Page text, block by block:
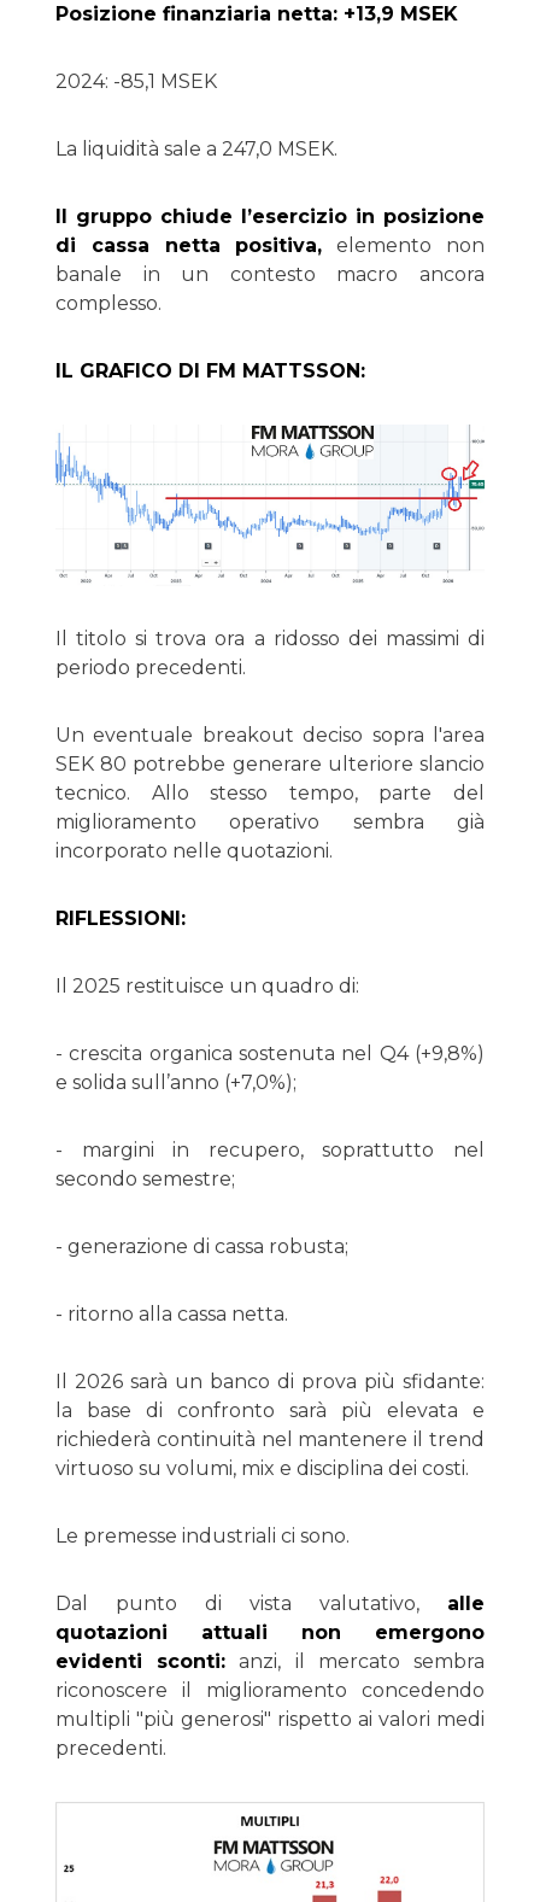
Posizione finanziaria netta: +13,9 MSEK
2024: -85,1 MSEK
La liquidità sale a 247,0 MSEK.
Il gruppo chiude l’esercizio in posizione
di cassa netta positiva, elemento non
banale in un contesto macro ancora
complesso.
IL GRAFICO DI FM MATTSSON:
Il titolo si trova ora a ridosso dei massimi di
periodo precedenti.
Un eventuale breakout deciso sopra l'area
SEK 80 potrebbe generare ulteriore slancio
tecnico. Allo stesso tempo, parte del
miglioramento operativo sembra già
incorporato nelle quotazioni.
RIFLESSIONI:
Il 2025 restituisce un quadro di:
- crescita organica sostenuta nel Q4 (+9,8%)
e solida sull’anno (+7,0%);
- margini in recupero, soprattutto nel
secondo semestre;
- generazione di cassa robusta;
- ritorno alla cassa netta.
Il 2026 sarà un banco di prova più sfidante:
la base di confronto sarà più elevata e
richiederà continuità nel mantenere il trend
virtuoso su volumi, mix e disciplina dei costi.
Le premesse industriali ci sono.
Dal punto di vista valutativo, alle
quotazioni attuali non emergono
evidenti sconti: anzi, il mercato sembra
riconoscere il miglioramento concedendo
multipli "più generosi" rispetto ai valori medi
precedenti.